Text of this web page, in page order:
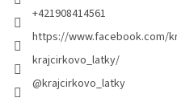
+421908414561
https://www.facebook.com/
krajcirkovo_latky/
@krajcirkovo_latky